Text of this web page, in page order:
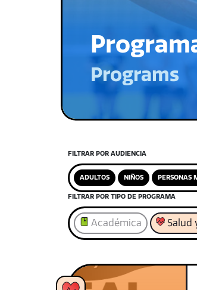
Programs
FILTRAR POR AUDIENCIA
ADULTOS NIÑOS PERSONAS
FILTRAR POR TIPO DE PROGRAMA
Académica Salud